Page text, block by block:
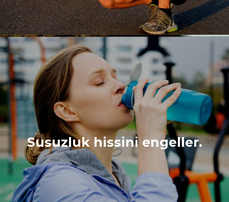
Susuzluk hissini engeller.